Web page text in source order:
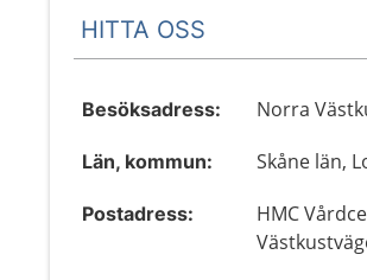
HITTA OSS
Besöksadress: Norra
Län, kommun: Skåne län,
Postadress:
HMC